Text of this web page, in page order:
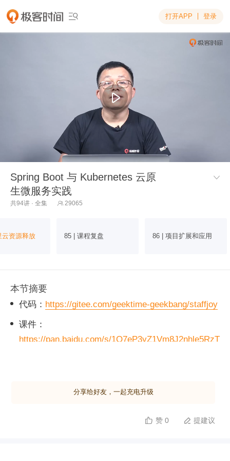
 打开APP 登录
Spring Boot 与 Kubernetes 云原
生微服务实践

共94讲 · 全集  29065
云资源释放 85 | 课程复盘 86 | 项目扩展和应用
本节摘要
代码： https://gitee.com/geektime-geekbang/staffjoy
课件：
https://pan.baidu.com/s/1Q7eP3yZ1Vm8J2nhle5RzT
分享给好友，一起充电升级
 赞 0  提建议